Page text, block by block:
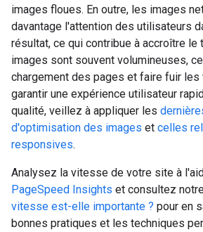
images floues. En outre, les images
davantage l'attention des utilisateurs
résultat, ce qui contribue à accroître le
images sont souvent volumineuses,
chargement des pages et faire fuir les
garantir une expérience utilisateur
qualité, veillez à appliquer les
d'optimisation des images et celles
responsives.
Analysez la vitesse de votre site à
PageSpeed Insights et consultez
vitesse est-elle importante ? pour en
bonnes pratiques et les techniques